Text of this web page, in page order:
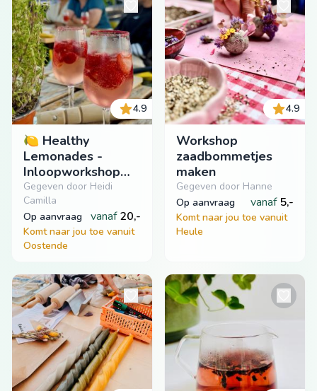
4.9
🍋 Healthy
Lemonades -
Inloopworkshop
voor events
Gegeven door Heidi
Camilla
op aanvraag
vanaf 20,-
Komt naar jou toe vanuit
Oostende
4.9
Workshop
zaadbommetjes
maken
Gegeven door Hanne
op aanvraag
vanaf 5,-
Komt naar jou toe vanuit
Heule